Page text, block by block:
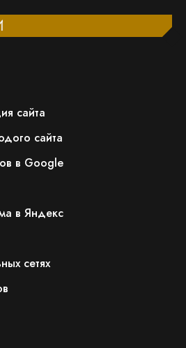
сайта
сайта
в Google
в Яндекс
сетях